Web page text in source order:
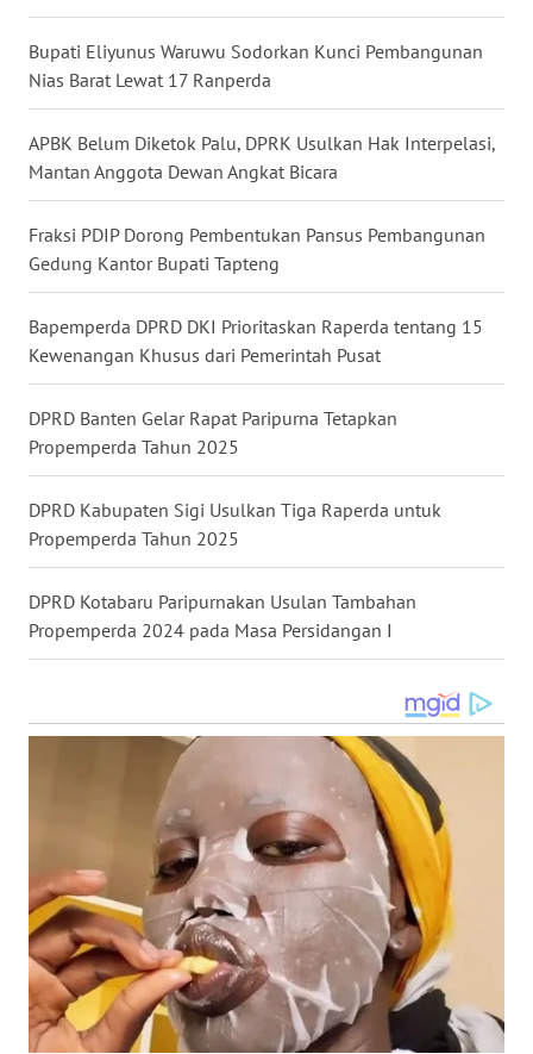
Bupati Eliyunus Waruwu Sodorkan Kunci Pembangunan
Nias Barat Lewat 17 Ranperda
APBK Belum Diketok Palu, DPRK Usulkan Hak Interpelasi,
Mantan Anggota Dewan Angkat Bicara
Fraksi PDIP Dorong Pembentukan Pansus Pembangunan
Gedung Kantor Bupati Tapteng
Bapemperda DPRD DKI Prioritaskan Raperda tentang 15
Kewenangan Khusus dari Pemerintah Pusat
DPRD Banten Gelar Rapat Paripurna Tetapkan
Propemperda Tahun 2025
DPRD Kabupaten Sigi Usulkan Tiga Raperda untuk
Propemperda Tahun 2025
DPRD Kotabaru Paripurnakan Usulan Tambahan
Propemperda 2024 pada Masa Persidangan I
WN
KALTARA
WN
KALTIM
SULSEL
GORONTALO
SULUT
WN
MALUKU
WN
DANAU
TOBA
WN
NIAS
WN